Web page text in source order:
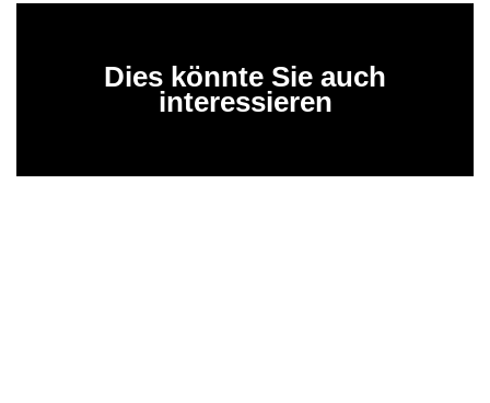
Dies könnte Sie auch
interessieren